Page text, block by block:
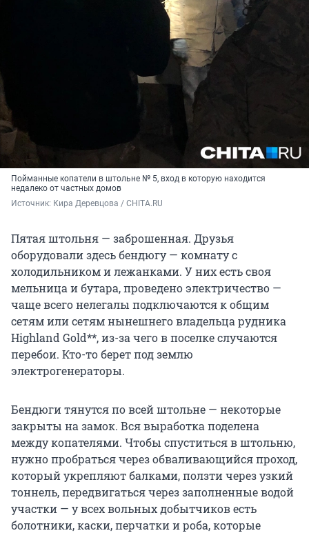
Пойманные копатели в штольне № 5, вход в которую находится
недалеко от частных домов
Источник: Кира Деревцова / CHITA.RU
Пятая штольня — заброшенная. Друзья
оборудовали здесь бендюгу — комнату с
холодильником и лежанками. У них есть своя
мельница и бутара, проведено электричество —
чаще всего нелегалы подключаются к общим
сетям или сетям нынешнего владельца рудника
Highland Gold**, из-за чего в поселке случаются
перебои. Кто-то берет под землю
электрогенераторы.
Бендюги тянутся по всей штольне — некоторые
закрыты на замок. Вся выработка поделена
между копателями. Чтобы спуститься в штольню,
нужно пробраться через обваливающийся проход,
который укрепляют балками, ползти через узкий
тоннель, передвигаться через заполненные водой
участки — у всех вольных добытчиков есть
болотники, каски, перчатки и роба, которые